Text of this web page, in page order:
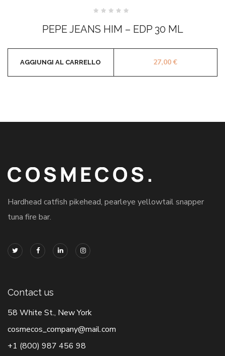
su
5
PEPE JEANS HIM – EDP 30 ML
27,00€
AGGIUNGI AL CARRELLO
Hardhead catfish pikehead, pearleye yellowtail snapper
tuna fire bar.
Contact us
58 White St., New York
cosmecos_company@mail.com
+1 (800) 987 456 98